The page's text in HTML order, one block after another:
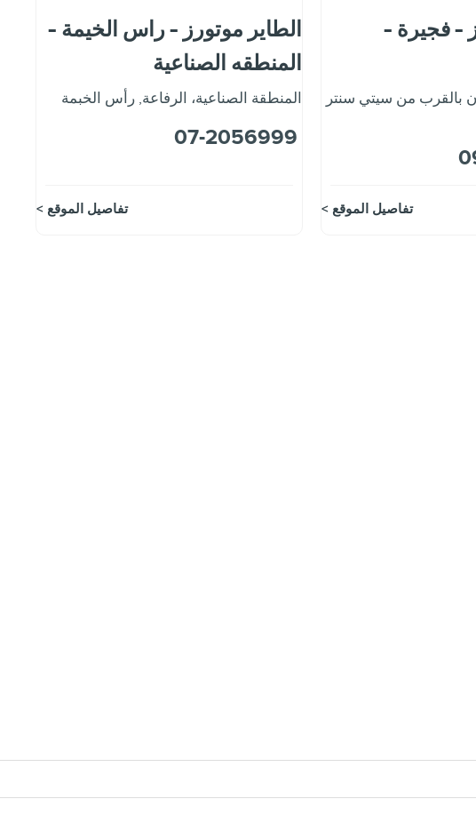
- فجيرة -
بالقرب من سيتي سنتر
تفاصيل الموقع
الطاير موتورز - راس الخيمة -
المنطقه الصناعية
المنطقة الصناعية، الرفاعة, رأس الخبمة
07-2056999
تفاصيل الموقع